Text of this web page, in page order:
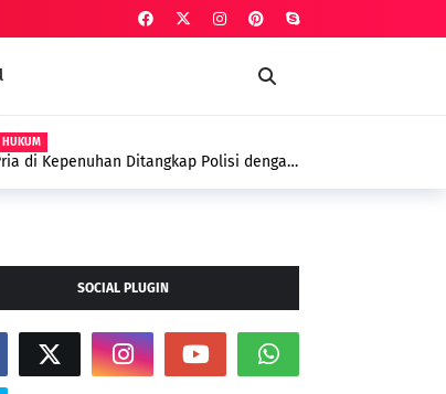
AGAMA
dalam Penanggulangan
SOCIAL PLUGIN